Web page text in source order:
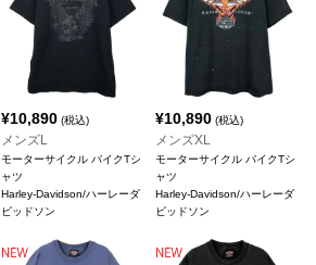
¥10,890(税込)
メンズL
モーターサイクル バイクTシ
ャツ
Harley-Davidson/ハーレーダ
ビッドソン
¥10,890 (税込)
メンズXL
モーターサイクル バイクTシ
ャツ
Harley-Davidson/ハーレーダ
ビッドソン